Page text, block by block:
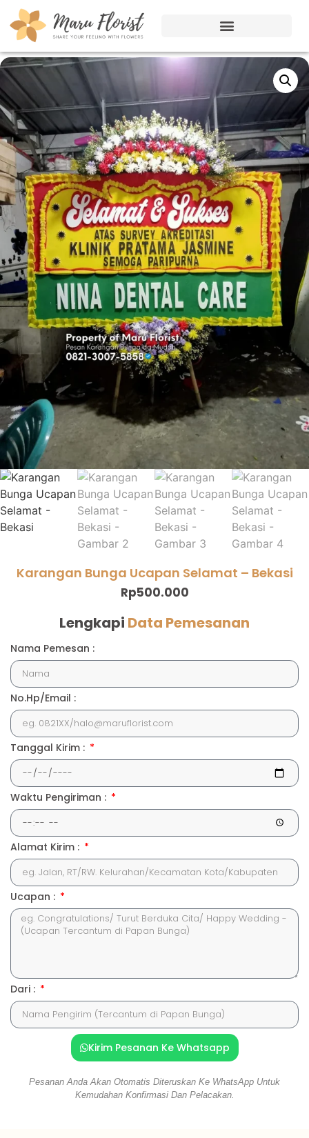
Karangan Bunga Ucapan Selamat – Bekasi
Rp500.000
Lengkapi Data Pemesanan
Nama Pemesan :
No.Hp/Email :
Tanggal Kirim :
Waktu Pengiriman :
Alamat Kirim :
Ucapan :
Dari :
Kirim Pesanan Ke Whatsapp
Pesanan Anda Akan Otomatis Diteruskan Ke WhatsApp Untuk
Kemudahan Konfirmasi Dan Pelacakan.